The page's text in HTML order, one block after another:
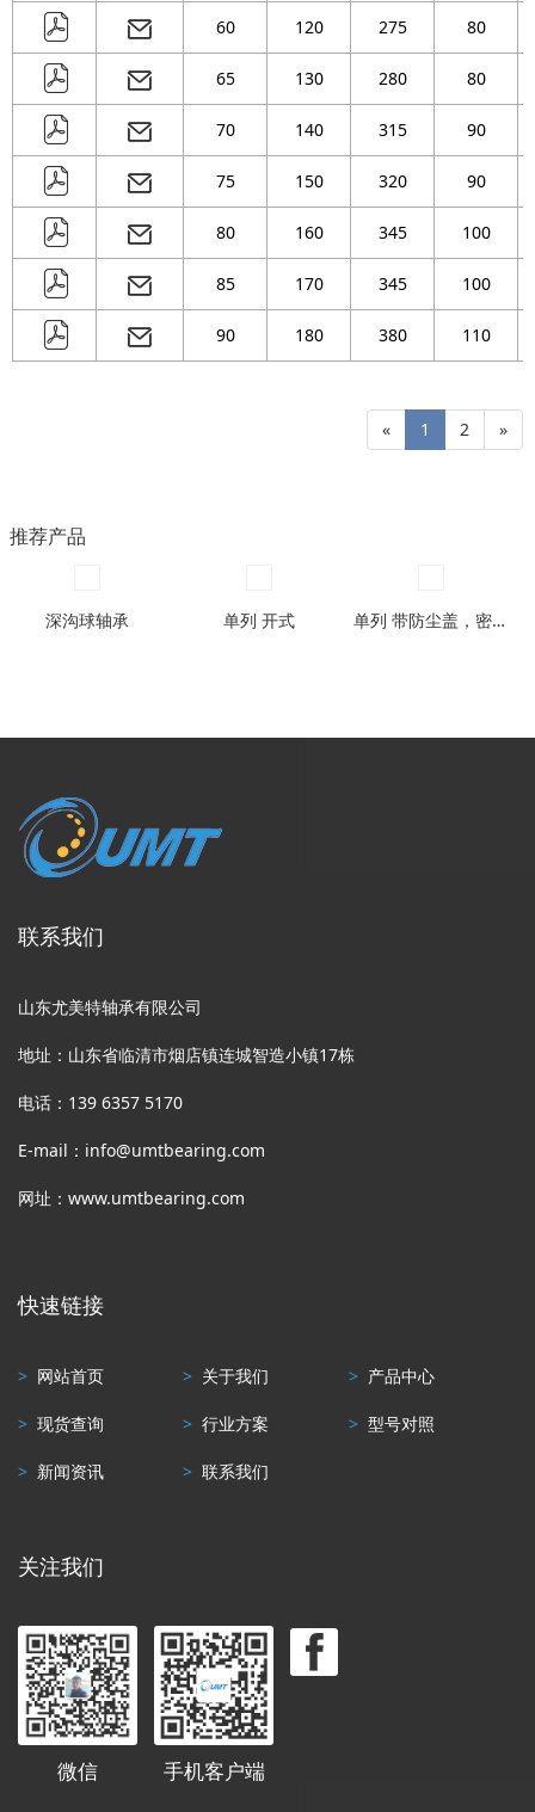
60 120 275 80
65 130 280 80
70 140 315 90
75 150 320 90
80 160 345 100
85 170 345 100
90 180 380 110
« 1 2 »
推荐产品
深沟球轴承 单列 开式 单列 带防尘盖，密封圈型
联系我们
山东尤美特轴承有限公司
地址：山东省临清市烟店镇连城智造小镇17栋
电话：139 6357 5170
E-mail：info@umtbearing.com
网址：www.umtbearing.com
快速链接
> 网站首页 > 关于我们 > 产品中心
> 现货查询 >行业方案 > 型号对照
> 新闻资讯 >联系我们
关注我们
微信 手机客户端